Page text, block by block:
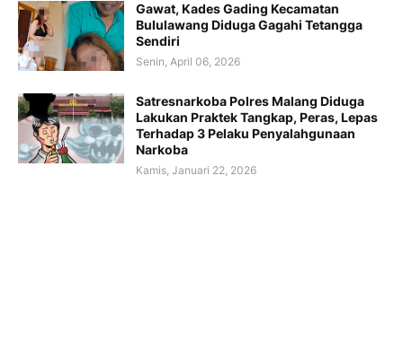
Gawat, Kades Gading Kecamatan
Bululawang Diduga Gagahi Tetangga
Sendiri
Senin, April 06, 2026
Satresnarkoba Polres Malang Diduga
Lakukan Praktek Tangkap, Peras, Lepas
Terhadap 3 Pelaku Penyalahgunaan
Narkoba
Kamis, Januari 22, 2026